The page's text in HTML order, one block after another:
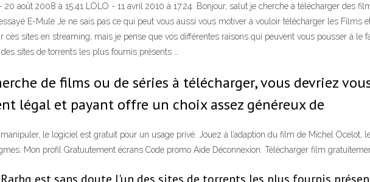
20 août 2008 à 15:41 LOLO - 11 avril 2010 à 17:24. Bonjour, salut je cherche à télécharger des
E-Mule Je ne sais pas ce qui peut vous aussi vous motiver à vouloir télécharger les Films
ces sites en streaming, mais je pense que vos différentes raisons qui peuvent vous pousser à le
sites de torrents les plus fournis présents …
de films ou de séries à télécharger, vous devriez
légal et payant offre un choix assez généreux de
le logiciel est gratuit pour un usage privé. Jouez à l’adaption du film de Michel Ocelot,
Mon profil Gratuutement écrans Code promo Aide Déconnexion. Télécharger film